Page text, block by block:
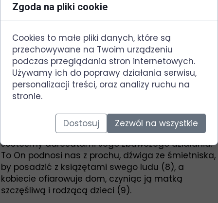
Psalm rozpoczyna się wezwaniem do
nieustannego oddawania czci Imieniu Pana, które
oznacza Jego potęgę i obecność. Choć Bóg jest
wielki w swoim majestacie (5), to spogląda z góry
na ziemię. Jego uwaga skupia się na nędzarzu i
leżącym w prochu, biedaku siedzącym na
śmieciach (7). Dostrzega cierpiącą niepłodną
kobietę (9).
Jezusa, który uniżył samego siebie, przyjąwszy
postać sługi (Flp 2,7). Odnajduje każdego z nas.
Jesteśmy adresatami Jego zbawczego działania.
To On podnosi nas z prochu, dźwiga ze śmietniska,
by posadzić z książętami swego ludu (8), a
kobiecie ofiarowuje dom, czyniąc ją matką
szczęśliwą i rodzącą dzieci (9).
Zgoda na pliki cookie
Cookies to małe pliki danych, które są
przechowywane na Twoim urządzeniu
podczas przeglądania stron internetowych.
Używamy ich do poprawy działania serwisu,
personalizacji treści, oraz analizy ruchu na
stronie.
Dostosuj Zezwól na wszystkie